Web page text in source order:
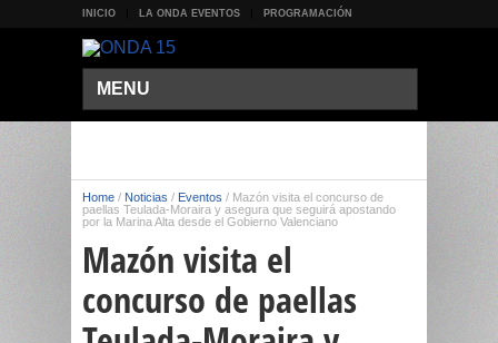
INICIO LA ONDA EVENTOS PROGRAMACIÓN
MENU
Home / Noticias / Eventos / Mazón visita el concurso de
paellas Teulada-Moraira y asegura que seguirá apostando
por la Marina Alta desde el Gobierno Valenciano
Mazón visita el
concurso de paellas